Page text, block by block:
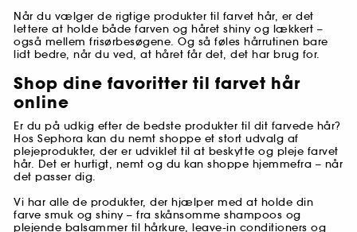
Når du vælger de rigtige produkter til farvet hår, er det
lettere at holde både farven og håret shiny og lækkert –
også mellem frisørbesøgene. Og så føles hårrutinen bare
lidt bedre, når du ved, at håret får det, det har brug for.
Shop dine favoritter til farvet hår
online
Er du på udkig efter de bedste produkter til dit farvede hår?
Hos Sephora kan du nemt shoppe et stort udvalg af
plejeprodukter, der er udviklet til at beskytte og pleje farvet
hår. Det er hurtigt, nemt og du kan shoppe hjemmefra – når
det passer dig.
Vi har alle de produkter, der hjælper med at holde din
farve smuk og shiny – fra skånsomme shampoos og
plejende balsammer til hårkure, leave-in conditioners og